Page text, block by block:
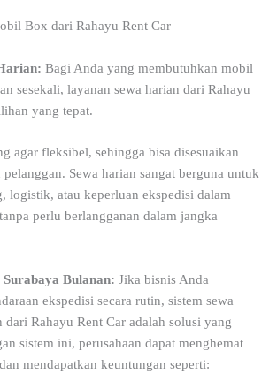
Box dari Rahayu Rent Car
Bagi Anda yang membutuhkan mobil
sesekali, layanan sewa harian dari Rahayu
yang tepat.
agar fleksibel, sehingga bisa disesuaikan
Sewa harian sangat berguna untuk
logistik, atau keperluan ekspedisi dalam
perlu berlangganan dalam jangka
Bulanan: Jika bisnis Anda
ekspedisi secara rutin, sistem sewa
Rahayu Rent Car adalah solusi yang
sistem ini, perusahaan dapat menghemat
mendapatkan keuntungan seperti: